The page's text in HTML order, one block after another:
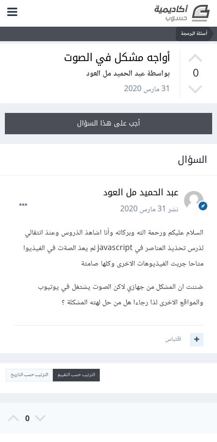
أسئلة البرمجة
0
أواجه مشكل في الصوت
بواسطة عبد الحميد مل العود
31 مارس 2020
أجب على هذا السؤال
السؤال
عبد الحميد مل العود
نشر31 مارس 2020
السلام عليكم ورحمة الله وبركاته وأنا اشاهذ الذروس وعنذ انتقالي
لذرس تحذيذ العناصر في javascript لم يعذ الصةت في الفيذيوا
متاحا جربت الفيذيوهات الاخرى وكلها صامتة
ضننت ان المشكل من جهازي لاكن الصوت يشتغل في يوتيوب
والمواقع الاخرى لذا رجاءا هل من حل لهته المشكلة ؟
اقتباس
الترتيب حسب التقييم الترتيب حسب التاريخ
0